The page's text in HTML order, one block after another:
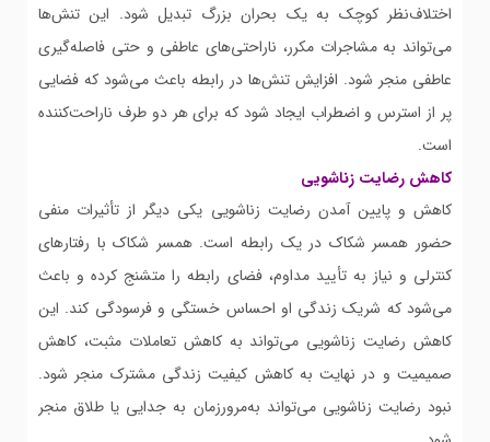
اختلاف‌نظر کوچک به یک بحران بزرگ تبدیل شود. این تنش‌ها
می‌تواند به مشاجرات مکرر، ناراحتی‌های عاطفی و حتی فاصله‌گیری
عاطفی منجر شود. افزایش تنش‌ها در رابطه باعث می‌شود که فضایی
پر از استرس و اضطراب ایجاد شود که برای هر دو طرف ناراحت‌کننده
است.
کاهش رضایت زناشویی
کاهش و پایین آمدن رضایت زناشویی یکی دیگر از تأثیرات منفی
حضور همسر شکاک در یک رابطه است. همسر شکاک با رفتارهای
کنترلی و نیاز به تأیید مداوم، فضای رابطه را متشنج کرده و باعث
می‌شود که شریک زندگی او احساس خستگی و فرسودگی کند. این
کاهش رضایت زناشویی می‌تواند به کاهش تعاملات مثبت، کاهش
صمیمیت و در نهایت به کاهش کیفیت زندگی مشترک منجر شود.
نبود رضایت زناشویی می‌تواند به‌مرورزمان به جدایی یا طلاق منجر